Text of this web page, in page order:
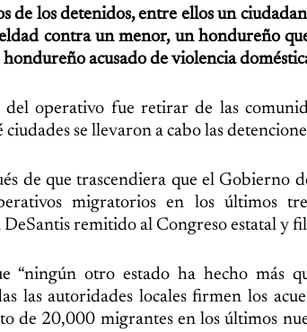
de los detenidos, entre ellos un
contra un menor, un hondureño
acusado de violencia
operativo fue retirar de las
se llevaron a cabo las
de que trascendiera que el Gobierno
migratorios en los últimos
remitido al Congreso estatal y
“ningún otro estado ha hecho más
las autoridades locales firmen los
de 20,000 migrantes en los últimos